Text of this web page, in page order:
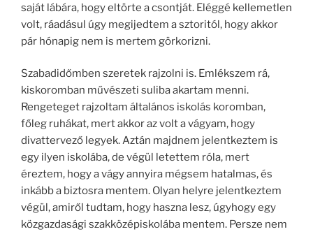
saját lábára, hogy eltörte a csontját. Eléggé kellemetlen
volt, ráadásul úgy megijedtem a sztoritól, hogy akkor
pár hónapig nem is mertem görkorizni.
Szabadidőmben szeretek rajzolni is. Emlékszem rá,
kiskoromban művészeti suliba akartam menni.
Rengeteget rajzoltam általános iskolás koromban,
főleg ruhákat, mert akkor az volt a vágyam, hogy
divattervező legyek. Aztán majdnem jelentkeztem is
egy ilyen iskolába, de végül letettem róla, mert
éreztem, hogy a vágy annyira mégsem hatalmas, és
inkább a biztosra mentem. Olyan helyre jelentkeztem
végül, amiről tudtam, hogy haszna lesz, úgyhogy egy
közgazdasági szakközépiskolába mentem. Persze nem